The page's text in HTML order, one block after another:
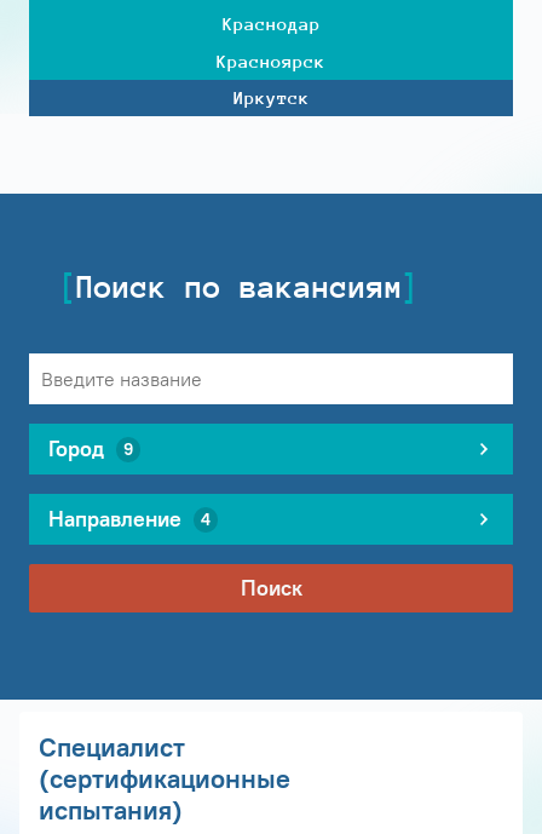
Краснодар
Красноярск
Иркутск
Поиск по вакансиям
Город 9
Направление 4
Поиск
Специалист
(сертификационные
испытания)